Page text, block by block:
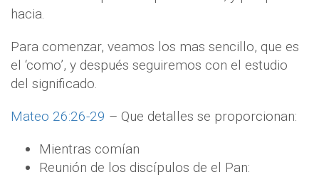
hacia.
Para comenzar, veamos los mas sencillo, que es
el ‘como’, y después seguiremos con el estudio
del significado.
Mateo 26:26-29 – Que detalles se proporcionan:
Mientras comían
Reunión de los discípulos de el Pan: